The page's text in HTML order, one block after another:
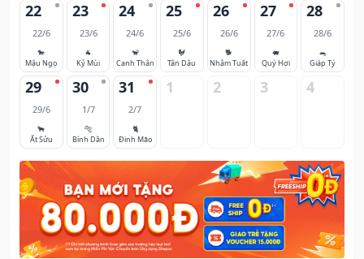
22
22/6
🐎
Mậu Ngọ
23
23/6
🐐
Kỷ Mùi
24
24/6
🐒
Canh Thân
25
25/6
🐓
Tân Dậu
26
26/6
🐕
Nhâm Tuất
27
27/6
🐖
Quý Hợi
28
28/6
🐀
Giáp Tý
29
29/6
🐂
Ất Sửu
30
1/7
🐅
Bính Dần
31
2/7
🐈
Đinh Mão
1 2 3 4